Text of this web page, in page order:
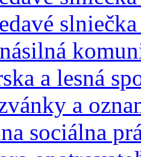
a lesná
a
sociálna